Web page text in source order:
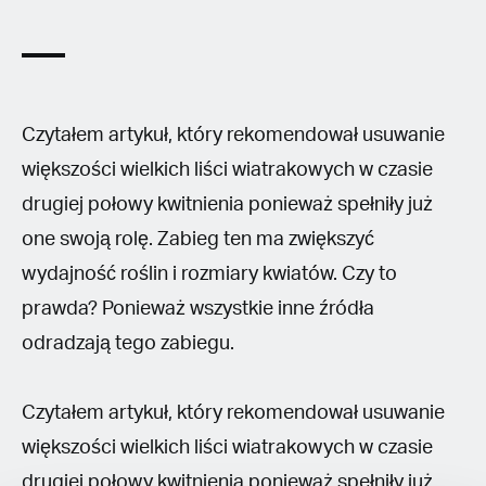
Czytałem artykuł, który rekomendował usuwanie
większości wielkich liści wiatrakowych w czasie
drugiej połowy kwitnienia ponieważ spełniły już
one swoją rolę. Zabieg ten ma zwiększyć
wydajność roślin i rozmiary kwiatów. Czy to
prawda? Ponieważ wszystkie inne źródła
odradzają tego zabiegu.
Czytałem artykuł, który rekomendował usuwanie
większości wielkich liści wiatrakowych w czasie